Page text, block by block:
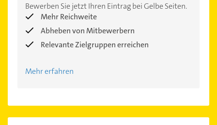
Bewerben Sie jetzt Ihren Eintrag bei Gelbe Seiten.
Mehr Reichweite
Abheben von Mitbewerbern
Relevante Zielgruppen erreichen
Mehr erfahren